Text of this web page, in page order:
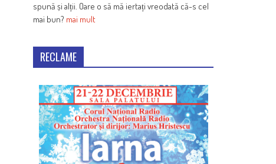
spună și alții. Oare o să mă iertați vreodată că-s cel
mai bun? mai mult
RECLAME